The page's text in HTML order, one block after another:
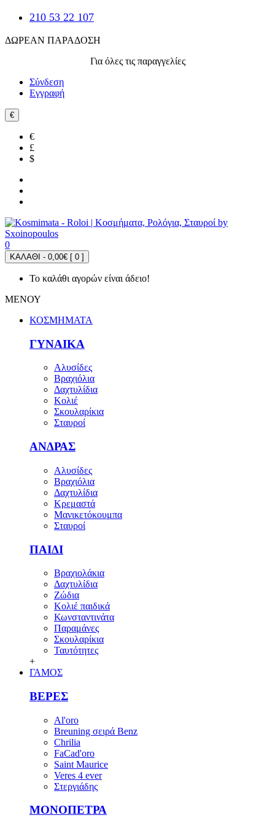
210 53 22 107
ΔΩΡΕΑΝ ΠΑΡΑΔΟΣΗ
Για όλες τις παραγγελίες
Σύνδεση
Εγγραφή
€
€
£
$
0
ΚΑΛΑΘΙ - 0,00€ [ 0 ]
Το καλάθι αγορών είναι άδειο!
ΜΕΝΟΥ
ΚΟΣΜΗΜΑΤΑ
ΓΥΝΑΙΚΑ
Αλυσίδες
Βραχιόλια
Δαχτυλίδια
Κολιέ
Σκουλαρίκια
Σταυροί
ΑΝΔΡΑΣ
Αλυσίδες
Βραχιόλια
Δαχτυλίδια
Κρεμαστά
Μανικετόκουμπα
Σταυροί
ΠΑΙΔΙ
Βραχιολάκια
Δαχτυλίδια
Ζώδια
Κολιέ παιδικά
Κωνσταντινάτα
Παραμάνες
Σκουλαρίκια
Ταυτότητες
+
ΓΑΜΟΣ
ΒΕΡΕΣ
Al'oro
Breuning σειρά Benz
Chrilia
FaCad'oro
Saint Maurice
Veres 4 ever
Στεργιάδης
ΜΟΝΟΠΕΤΡΑ